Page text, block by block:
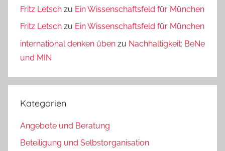
Fritz Letsch zu Ein Wissenschaftsfeld für München
Fritz Letsch zu Ein Wissenschaftsfeld für München
international denken üben zu Nachhaltigkeit: BeNe
und MIN
Kategorien
Angebote und Beratung
Beteiligung und Selbstorganisation